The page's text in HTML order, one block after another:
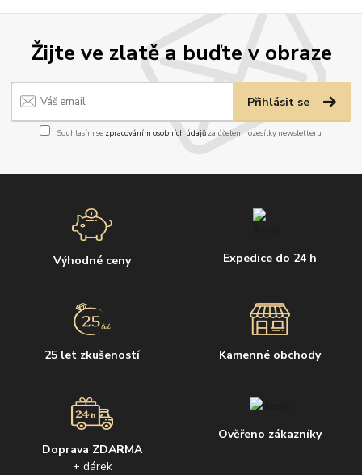
Žijte ve zlatě a buďte v obraze
Přihlásit se
Souhlasím se zpracováním osobních údajůza účelem rozesílky newsletteru.
Výhodné ceny Expedice do 24 h
25 let zkušeností Kamenné obchody
Doprava ZDARMA
+ dárek
Ověřeno zákazníky